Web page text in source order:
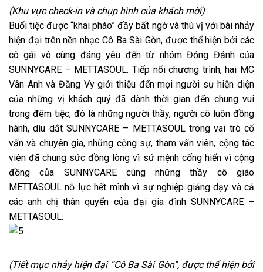
(Khu vực check-in và chụp hình của khách mời)
Buổi tiệc được “khai pháo” đầy bất ngờ và thú vị với bài nhảy
hiện đại trên nền nhạc Cô Ba Sài Gòn, được thể hiện bởi các
cô gái vô cùng đáng yêu đến từ nhóm Đỏng Đảnh của
SUNNYCARE – METTASOUL. Tiếp nối chương trình, hai MC
Vân Anh và Đăng Vy giới thiệu đến mọi người sự hiện diện
của những vị khách quý đã dành thời gian đến chung vui
trong đêm tiệc, đó là những người thầy, người cô luôn đồng
hành, dìu dắt SUNNYCARE – METTASOUL trong vai trò cố
vấn và chuyên gia, những cộng sự, tham vấn viên, cộng tác
viên đã chung sức đồng lòng vì sứ mệnh cống hiến vì cộng
đồng của SUNNYCARE cùng những thầy cô giáo
METTASOUL nỗ lực hết mình vì sự nghiệp giảng dạy và cả
các anh chị thân quyến của đại gia đình SUNNYCARE –
METTASOUL.
(Tiết mục nhảy hiện đại “Cô Ba Sài Gòn”, được thể hiện bởi